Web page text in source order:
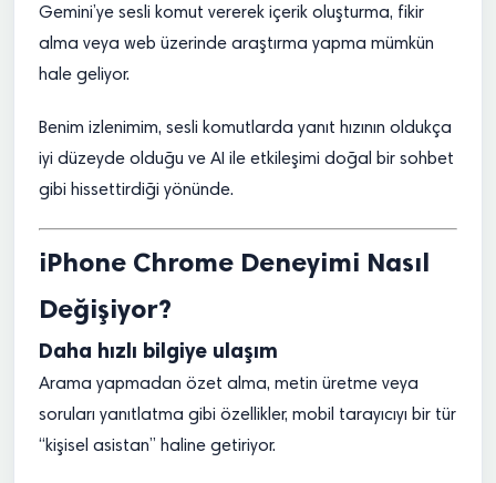
Gemini’ye sesli komut vererek içerik oluşturma, fikir
alma veya web üzerinde araştırma yapma mümkün
hale geliyor.
Benim izlenimim, sesli komutlarda yanıt hızının oldukça
iyi düzeyde olduğu ve AI ile etkileşimi doğal bir sohbet
gibi hissettirdiği yönünde.
iPhone Chrome Deneyimi Nasıl
Değişiyor?
Daha hızlı bilgiye ulaşım
Arama yapmadan özet alma, metin üretme veya
soruları yanıtlatma gibi özellikler, mobil tarayıcıyı bir tür
“kişisel asistan” haline getiriyor.